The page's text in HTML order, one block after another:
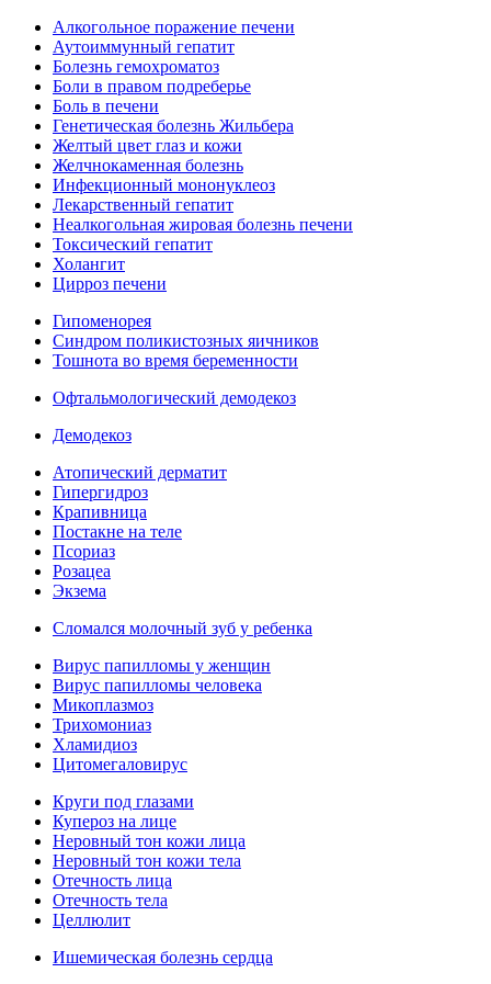
Алкогольное поражение печени
Аутоиммунный гепатит
Болезнь гемохроматоз
Боли в правом подреберье
Боль в печени
Генетическая болезнь Жильбера
Желтый цвет глаз и кожи
Желчнокаменная болезнь
Инфекционный мононуклеоз
Лекарственный гепатит
Неалкогольная жировая болезнь печени
Токсический гепатит
Холангит
Цирроз печени
Гипоменорея
Синдром поликистозных яичников
Тошнота во время беременности
Офтальмологический демодекоз
Демодекоз
Атопический дерматит
Гипергидроз
Крапивница
Постакне на теле
Псориаз
Розацеа
Экзема
Сломался молочный зуб у ребенка
Вирус папилломы у женщин
Вирус папилломы человека
Микоплазмоз
Трихомониаз
Хламидиоз
Цитомегаловирус
Круги под глазами
Купероз на лице
Неровный тон кожи лица
Неровный тон кожи тела
Отечность лица
Отечность тела
Целлюлит
Ишемическая болезнь сердца